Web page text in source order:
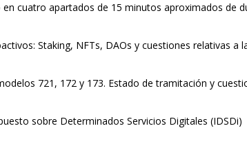
cuatro apartados de 15 minutos aproximados de
Staking, NFTs, DAOs y cuestiones relativas a
721, 172 y 173. Estado de tramitación y
sobre Determinados Servicios Digitales (IDSDi)